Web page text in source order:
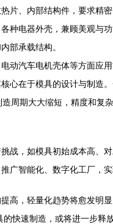
片、内部结构件，要求精密
种电器外壳，兼顾美观与功
部承载结构。
动汽车电机壳体等方面应用
心在于模具的设计与制造
周期大大缩短，精度和
战，如模具初始成本高、
广智能化、数字化工厂，
高，轻量化趋势将愈发明
快速制造，或将进一步释